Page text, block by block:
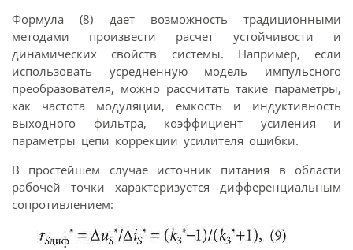
Формула (8) дает возможность традиционными
методами произвести расчет устойчивости и
динамических свойств системы. Например, если
использовать усредненную модель импульсного
преобразователя, можно рассчитать такие параметры,
как частота модуляции, емкость и индуктивность
выходного фильтра, коэффициент усиления и
параметры цепи коррекции усилителя ошибки.
В простейшем случае источник питания в области
рабочей точки характеризуется дифференциальным
сопротивлением: